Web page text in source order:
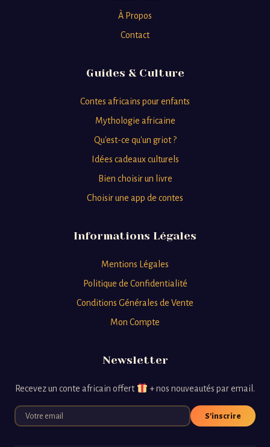
À Propos
Contact
Guides & Culture
Contes africains pour enfants
Mythologie africaine
Qu'est-ce qu'un griot ?
Idées cadeaux culturels
Bien choisir un livre
Choisir une app de contes
Informations Légales
Mentions Légales
Politique de Confidentialité
Conditions Générales de Vente
Mon Compte
Newsletter
Recevez un conte africain offert + nos nouveautés par email.
S'inscrire